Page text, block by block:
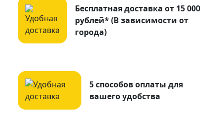
Бесплатная доставка от 15 000
рублей* (В зависимости от
города)
5 способов оплаты для
вашего удобства